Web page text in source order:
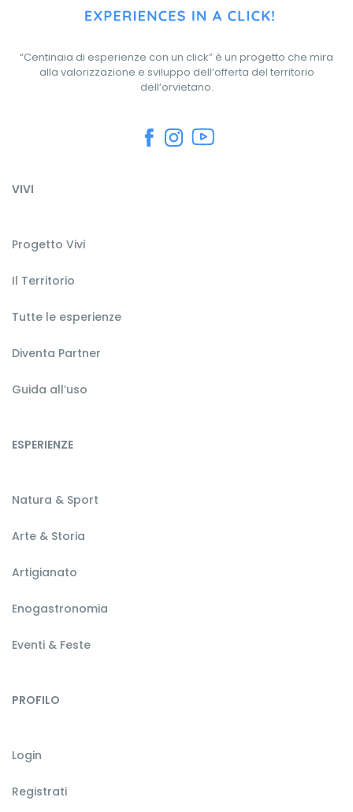
“Centinaia di esperienze con un click” è un progetto che mira
alla valorizzazione e sviluppo dell’offerta del territorio
dell’orvietano.
VIVI
Progetto Vivi
Il Territorio
Tutte le esperienze
Diventa Partner
Guida all’uso
ESPERIENZE
Natura & Sport
Arte & Storia
Artigianato
Enogastronomia
Eventi & Feste
PROFILO
Login
Registrati